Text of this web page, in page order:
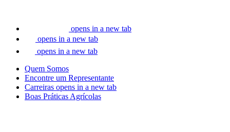
opens in a new tab
opens in a new tab
opens in a new tab
Quem Somos
Encontre um Representante
Carreiras opens in a new tab
Boas Práticas Agrícolas